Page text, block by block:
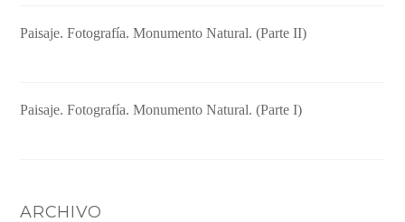
Paisaje. Fotografía. Monumento Natural. (Parte II)
Paisaje. Fotografía. Monumento Natural. (Parte I)
ARCHIVO